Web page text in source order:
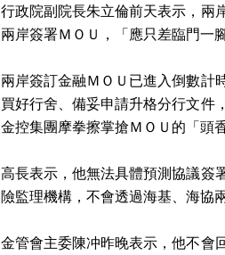
行政院副院長朱立倫前天表示，兩
兩岸簽署ＭＯＵ，「應只差臨門一
兩岸簽訂金融ＭＯＵ已進入倒數計
買好行舍、備妥申請升格分行文件
金控集團摩拳擦掌搶ＭＯＵ的「頭
高長表示，他無法具體預測協議簽
險監理機構，不會透過海基、海協
金管會主委陳冲昨晚表示，他不會